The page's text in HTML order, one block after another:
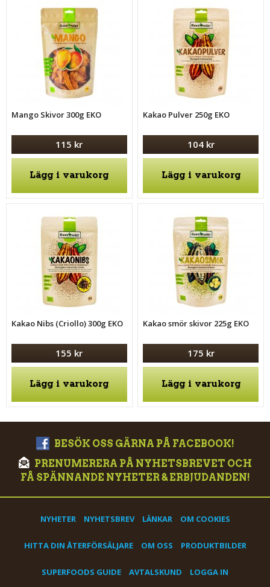
Mango Skivor 300g EKO
115 kr
Lägg i varukorg
Kakao Pulver 250g EKO
104 kr
Lägg i varukorg
Kakao Nibs (Criollo) 300g EKO
155 kr
Lägg i varukorg
Kakao smör skivor 225g EKO
175 kr
Lägg i varukorg
BESÖK OSS GÄRNA PÅ FACEBOOK!
PRENUMERERA PÅ NYHETSBREVET OCH
FÅ SPÄNNANDE NYHETER & ERBJUDANDEN!
NYHETER NYHETSBREV LÄNKAR OM COOKIES
HITTA DIN ÅTERFÖRSÄLJARE OM OSS PRODUKTBILDER
SUPERFOODS GUIDE AVTALSKUND LOGGA IN